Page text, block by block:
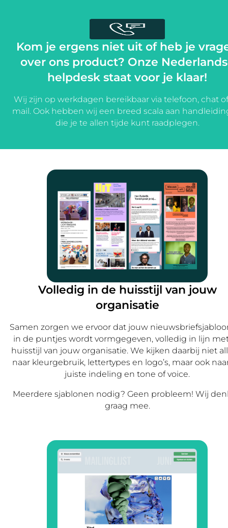
Kom je ergens niet uit of heb je
over ons product? Onze
helpdesk staat voor je klaar!
Wij zijn op werkdagen bereikbaar via telefoon, chat
mail. Ook hebben wij een breed scala aan
die je te allen tijde kunt raadplegen.
Volledig in de huisstijl van jouw
organisatie
Samen zorgen we ervoor dat jouw
in de puntjes wordt vormgegeven, volledig in lijn
huisstijl van jouw organisatie. We kijken daarbij niet
naar kleurgebruik, lettertypes en logo’s, maar ook
juiste indeling en tone of voice.
Meerdere sjablonen nodig? Geen probleem! Wij
graag mee.